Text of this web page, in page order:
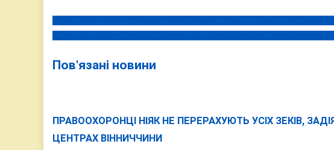
Навігація
Пов'язані новини
ПРАВООХОРОНЦІ НІЯК НЕ ПЕРЕРАХУЮТЬ УСІХ ЗЕКІВ,
ЦЕНТРАХ ВІННИЧЧИНИ